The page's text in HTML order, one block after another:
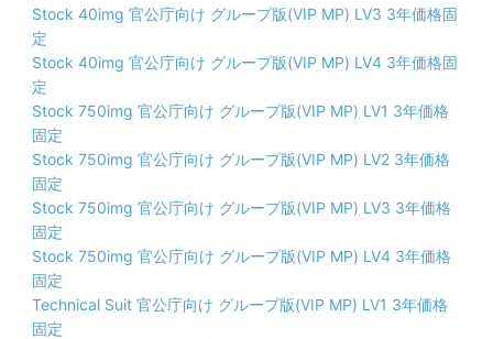
Stock 40img 官公庁向け グループ版(VIP MP) LV3 3年価格固
定
Stock 40img 官公庁向け グループ版(VIP MP) LV4 3年価格固
定
Stock 750img 官公庁向け グループ版(VIP MP) LV1 3年価格
固定
Stock 750img 官公庁向け グループ版(VIP MP) LV2 3年価格
固定
Stock 750img 官公庁向け グループ版(VIP MP) LV3 3年価格
固定
Stock 750img 官公庁向け グループ版(VIP MP) LV4 3年価格
固定
Technical Suit 官公庁向け グループ版(VIP MP) LV1 3年価格
固定